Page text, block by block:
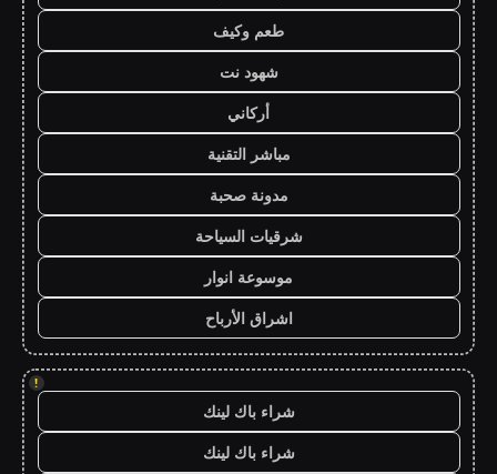
طعم وكيف
شهود نت
أركاني
مباشر التقنية
مدونة صحبة
شرقيات السياحة
موسوعة انوار
اشراق الأرباح
!
شراء باك لينك
شراء باك لينك